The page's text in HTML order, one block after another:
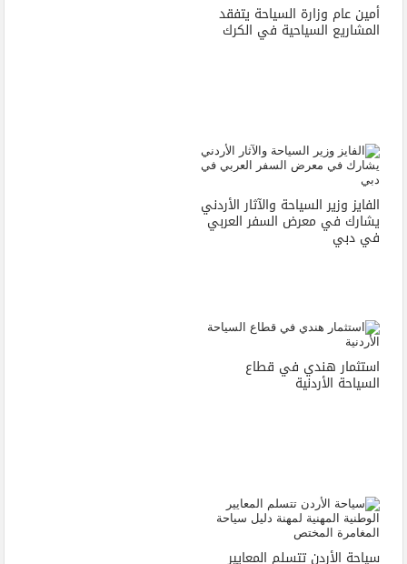
أمين عام وزارة السياحة يتفقد
المشاريع السياحية في الكرك
الفايز وزير السياحة والآثار الأردني
يشارك في معرض السفر العربي
في دبي
استثمار هندي في قطاع
السياحة الأردنية
سياحة الأردن تتسلم المعايير